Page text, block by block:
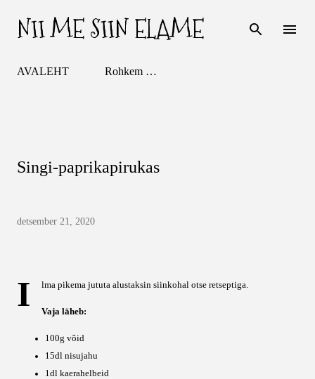
Otse põhisisu juurde
NII ME SIIN ELAME
AVALEHT Rohkem …
Singi-paprikapirukas
detsember 21, 2020
I lma pikema jututa alustaksin siinkohal otse retseptiga.
Vaja läheb:
100g võid
15dl nisujahu
1dl kaerahelbeid